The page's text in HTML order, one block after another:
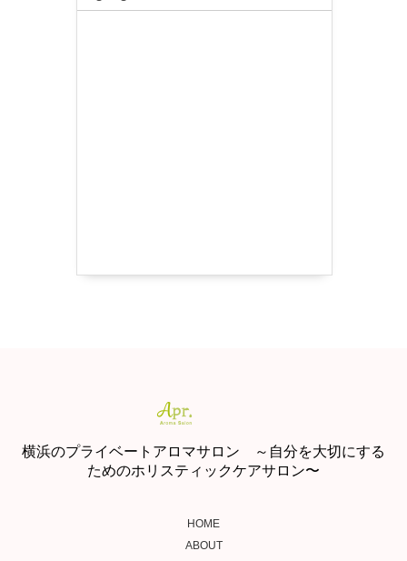
横浜のプライベートアロマサロン ～自分を大切にする
ためのホリスティックケアサロン〜
HOME
ABOUT